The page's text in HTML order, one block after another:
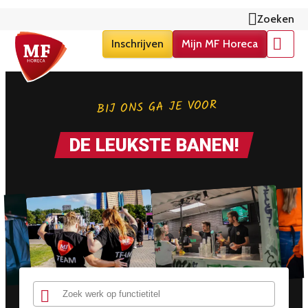
Zoeken
Inschrijven
Mijn MF Horeca
BIJ ONS GA JE VOOR
DE LEUKSTE BANEN!